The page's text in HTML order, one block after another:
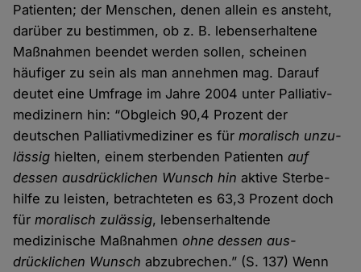
Patienten; der Menschen, denen allein es ansteht,
darüber zu bestimmen, ob z. B. lebenserhaltene
Maß­nahmen beendet werden sollen, scheinen
häufiger zu sein als man annehmen mag. Darauf
deutet eine Umfrage im Jahre 2004 unter Palliativ­
medizinern hin: “Obgleich 90,4 Prozent der
deutschen Palliativ­mediziner es fürmoralisch unzu­
lässig hielten, einem sterbenden Patientenauf
dessen aus­drücklichen Wunsch hin aktive Sterbe­
hilfe zu leisten, betrachteten es 63,3 Prozent doch
fürmoralisch zulässig, lebens­erhaltende
medizinische Maß­nahmenohne dessen aus­
drücklichen Wunsch abzu­brechen.” (S. 137) Wenn